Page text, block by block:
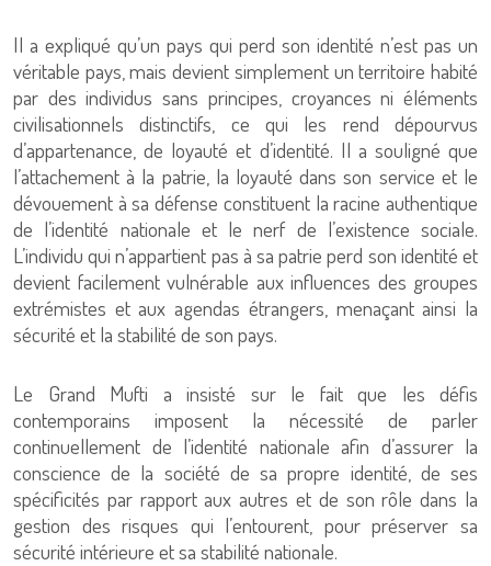
Il a expliqué qu’un pays qui perd son identité n’est pas un
véritable pays, mais devient simplement un territoire habité
par des individus sans principes, croyances ni éléments
civilisationnels distinctifs, ce qui les rend dépourvus
d’appartenance, de loyauté et d’identité. Il a souligné que
l’attachement à la patrie, la loyauté dans son service et le
dévouement à sa défense constituent la racine authentique
de l’identité nationale et le nerf de l’existence sociale.
L’individu qui n’appartient pas à sa patrie perd son identité et
devient facilement vulnérable aux influences des groupes
extrémistes et aux agendas étrangers, menaçant ainsi la
sécurité et la stabilité de son pays.
Le Grand Mufti a insisté sur le fait que les défis
contemporains imposent la nécessité de parler
continuellement de l’identité nationale afin d’assurer la
conscience de la société de sa propre identité, de ses
spécificités par rapport aux autres et de son rôle dans la
gestion des risques qui l’entourent, pour préserver sa
sécurité intérieure et sa stabilité nationale.